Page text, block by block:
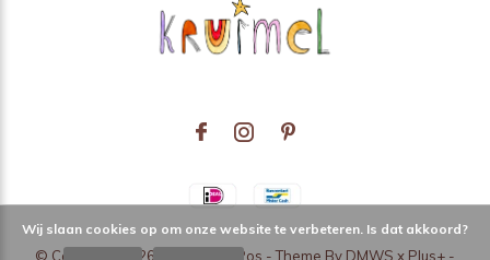
© Copyright 2026 - Theme RePos - Theme By DMWS x Plus+ -
Wij slaan cookies op om onze website te verbeteren. Is dat akkoord?